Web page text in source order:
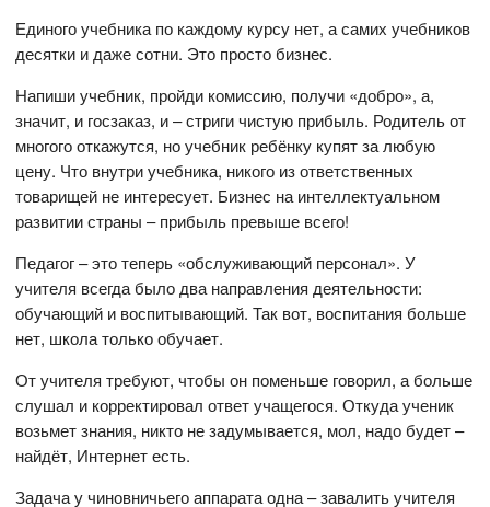
Единого учебника по каждому курсу нет, а самих учебников
десятки и даже сотни. Это просто бизнес.
Напиши учебник, пройди комиссию, получи «добро», а,
значит, и госзаказ, и – стриги чистую прибыль. Родитель от
многого откажутся, но учебник ребёнку купят за любую
цену. Что внутри учебника, никого из ответственных
товарищей не интересует. Бизнес на интеллектуальном
развитии страны – прибыль превыше всего!
Педагог – это теперь «обслуживающий персонал». У
учителя всегда было два направления деятельности:
обучающий и воспитывающий. Так вот, воспитания больше
нет, школа только обучает.
От учителя требуют, чтобы он поменьше говорил, а больше
слушал и корректировал ответ учащегося. Откуда ученик
возьмет знания, никто не задумывается, мол, надо будет –
найдёт, Интернет есть.
Задача у чиновничьего аппарата одна – завалить учителя